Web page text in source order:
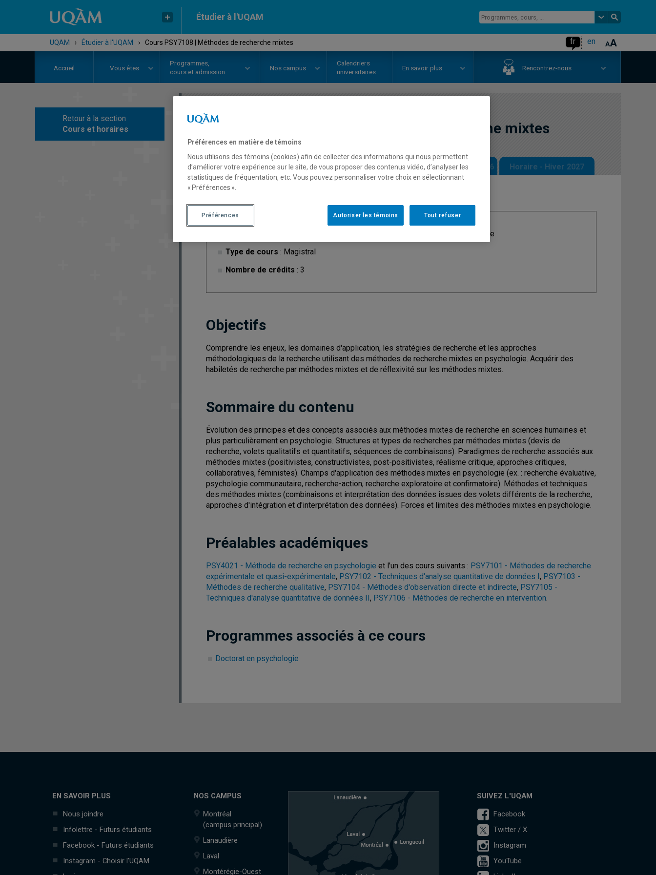
Étudier à l'UQAM
UQAM › Étudier à l'UQAM › Cours PSY7108 | Méthodes de recherche mixtes fr en
Accueil Vous êtes
Programmes,
cours et admission
Nos campus
Calendriers
universitaires
En savoir plus Rencontrez-nous
Retour à la section
Cours et horaires
COURS Méthodes de recherche mixtes
Description Horaire - Été 2026 Horaire - Automne 2026 Horaire - Hiver 2027
Type de cours : Magistral
Nombre de crédits : 3
: Psychologie
Objectifs
Comprendre les enjeux, les domaines d'application, les stratégies de recherche et les approches
méthodologiques de la recherche utilisant des méthodes de recherche mixtes en psychologie. Acquérir des
habiletés de recherche par méthodes mixtes et de réflexivité sur les méthodes mixtes.
Sommaire du contenu
Évolution des principes et des concepts associés aux méthodes mixtes de recherche en sciences humaines et
plus particulièrement en psychologie. Structures et types de recherches par méthodes mixtes (devis de
recherche, volets qualitatifs et quantitatifs, séquences de combinaisons). Paradigmes de recherche associés aux
méthodes mixtes (positivistes, constructivistes, post-positivistes, réalisme critique, approches critiques,
collaboratives, féministes). Champs d'application des méthodes mixtes en psychologie (ex. : recherche évaluative,
psychologie communautaire, recherche-action, recherche exploratoire et confirmatoire). Méthodes et techniques
des méthodes mixtes (combinaisons et interprétation des données issues des volets différents de la recherche,
approches d'intégration et d'interprétation des données). Forces et limites des méthodes mixtes en psychologie.
Préalables académiques
PSY4021 - Méthode de recherche en psychologie et l'un des cours suivants : PSY7101 - Méthodes de recherche
expérimentale et quasi-expérimentale, PSY7102 - Techniques d'analyse quantitative de données I, PSY7103 -
Méthodes de recherche qualitative, PSY7104 - Méthodes d'observation directe et indirecte, PSY7105 -
Techniques d'analyse quantitative de données II, PSY7106 - Méthodes de recherche en intervention.
Programmes associés à ce cours
Doctorat en psychologie
EN SAVOIR PLUS
Nous joindre
Infolettre - Futurs étudiants
Facebook - Futurs étudiants
Instagram - Choisir l'UQAM
NOS CAMPUS
Montréal
(campus principal)
Lanaudière
Laval
Montérégie-Ouest
SUIVEZ L'UQAM
Facebook
Twitter / X
Instagram
YouTube
Préférences en matière de témoins
Nous utilisons des témoins (cookies) afin de collecter des informations qui nous permettent
d’améliorer votre expérience sur le site, de vous proposer des contenus vidéo, d’analyser les
statistiques de fréquentation, etc. Vous pouvez personnaliser votre choix en sélectionnant
« Préférences ».
Tout refuser
Autoriser les témoins
Préférences